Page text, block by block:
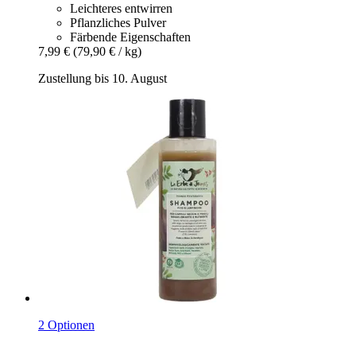
Leichteres entwirren
Pflanzliches Pulver
Färbende Eigenschaften
7,99 € (79,90 € / kg)
Zustellung bis 10. August
2 Optionen